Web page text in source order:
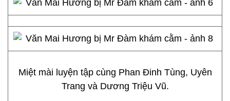
Miệt mài luyện tập cùng Phan Đinh Tùng, Uyên
Trang và Dương Triệu Vũ.